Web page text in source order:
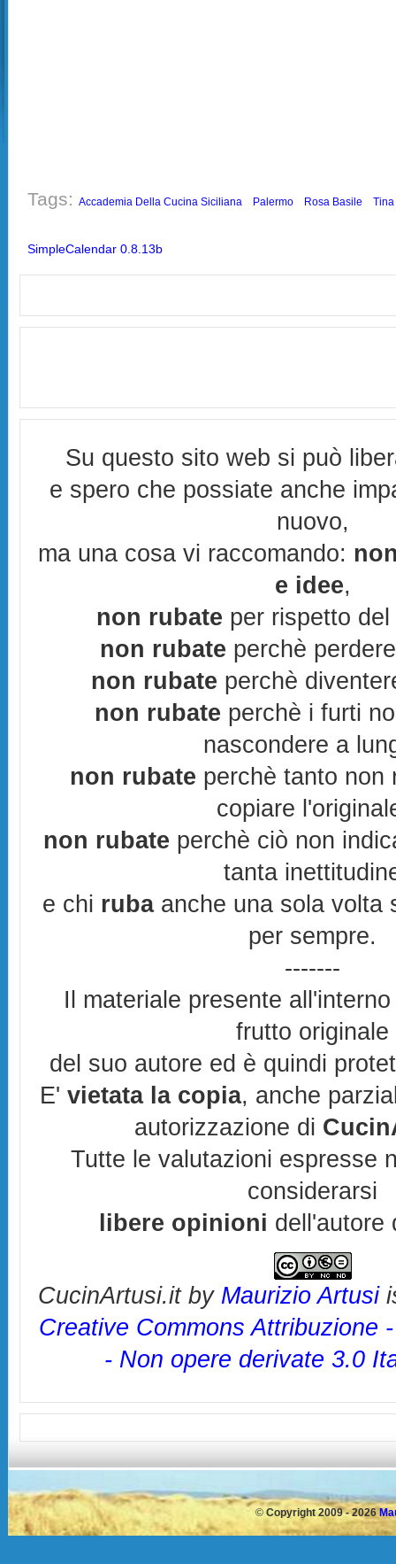
Tags: Accademia Della Cucina Siciliana Palermo Rosa Basile
SimpleCalendar 0.8.13b
Su questo sito web si può
e spero che possiate anche
nuovo,
ma una cosa vi raccomando:
e idee,
non rubate per rispetto
non rubate perchè
non rubate perchè
non rubate perchè i furti
nascondere a
non rubate perchè tanto non
copiare
non rubate perchè ciò non
tanta
e chi rubaanche una sola volta
per sempre.
-------
Il materiale presente
frutto originale
del suo autore ed è quindi
E'vietata la copia, anche
autorizzazione di
Tutte le valutazioni espresse
considerarsi
libere opinioni dell'autore
CucinArtusi.itby Maurizio Artusi
Creative Commons Attribuzione
- Non opere derivate 3.0
© Copyright 2009 - 2026